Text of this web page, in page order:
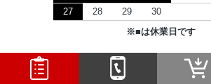
27
28 29 30
※■は休業日です
Copyright © 2026 セツビコム All